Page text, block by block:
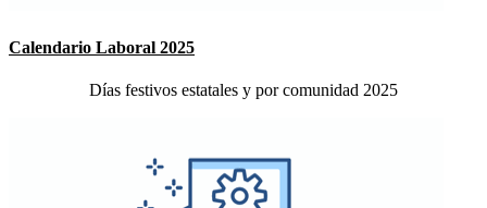
Calendario Laboral 2025
Días festivos estatales y por comunidad 2025